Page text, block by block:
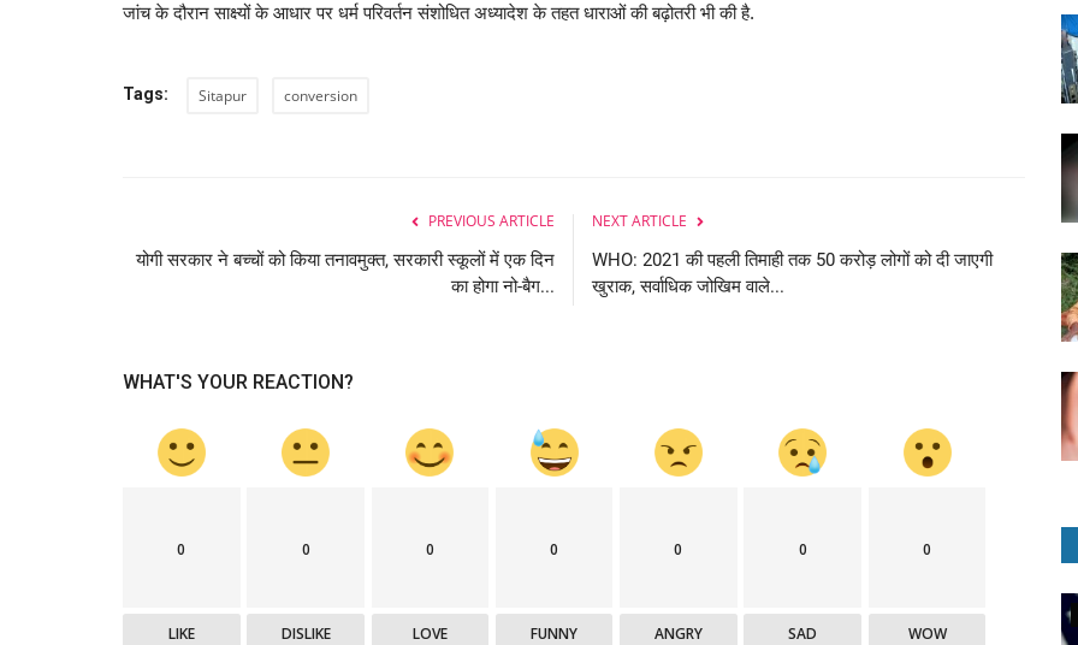
जांच के दौरान साक्ष्यों के आधार पर धर्म परिवर्तन संशोधित अध्यादेश के तहत धाराओं की बढ़ोतरी भी की है.
Tags: Sitapur conversion
PREVIOUS ARTICLE
योगी सरकार ने बच्चों को किया तनावमुक्त, सरकारी स्कूलों में एक दिन
का होगा नो-बैग...
NEXT ARTICLE
WHO: 2021 की पहली तिमाही तक 50 करोड़ लोगों को दी जाएगी
खुराक, सर्वाधिक जोखिम वाले...
WHAT'S YOUR REACTION?
0
LIKE
0
DISLIKE
0
LOVE
0
FUNNY
0
ANGRY
0
SAD
0
WOW
National Politics